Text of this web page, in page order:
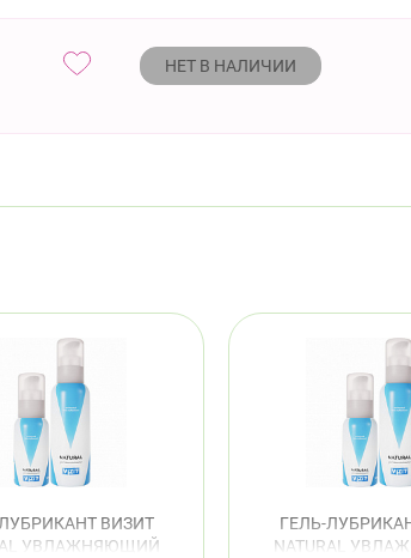
НЕТ В НАЛИЧИИ
ВИЗИТ
УВЛАЖНЯЮЩИЙ
ГЕЛЬ-
NATURAL